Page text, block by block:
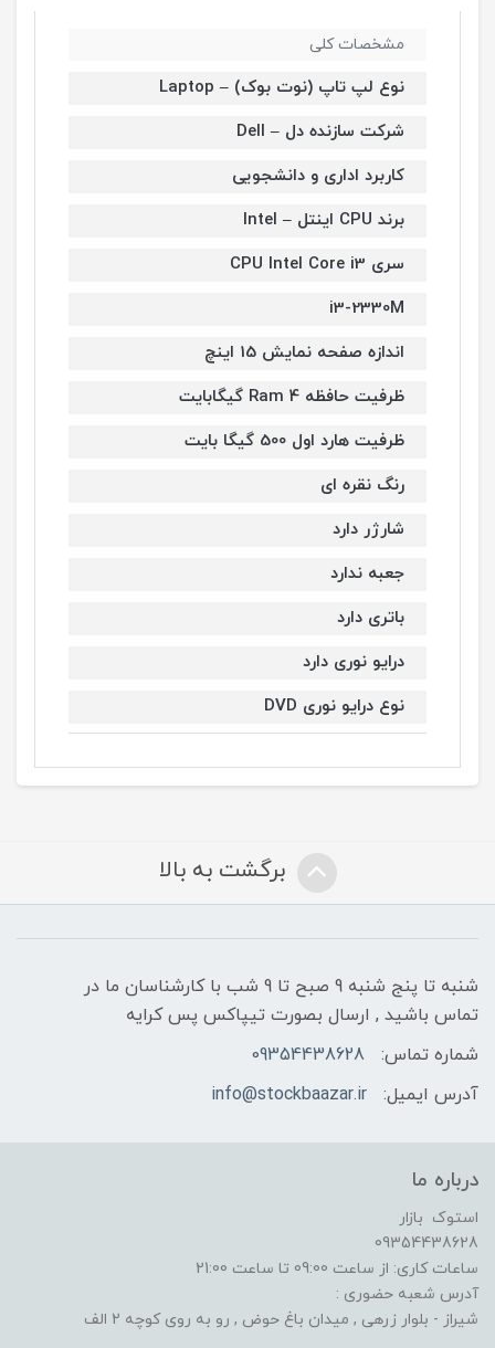
مشخصات کلی
نوع لپ تاپ (نوت بوک) – Laptop
شرکت سازنده دل – Dell
کاربرد اداری و دانشجویی
برند CPU اینتل – Intel
سری CPU Intel Core i3
i3-2330M
اندازه صفحه نمایش 15 اینچ
ظرفیت حافظه Ram 4 گیگابایت
ظرفیت هارد اول 500 گیگا بایت
رنگ نقره ای
شارژر دارد
جعبه ندارد
باتری دارد
درایو نوری دارد
نوع درایو نوری DVD
برگشت به بالا
شنبه تا پنج شنبه 9 صبح تا 9 شب با کارشناسان ما در
تماس باشید , ارسال بصورت تیپاکس پس کرایه
شماره تماس:
09354438628
آدرس ایمیل:
info@stockbaazar.ir
درباره ما
استوک بازار
09354438628
ساعات کاری: از ساعت 09:00 تا ساعت 21:00
آدرس شعبه حضوری :
شیراز - بلوار زرهی , میدان باغ حوض , رو به روی کوچه 2 الف